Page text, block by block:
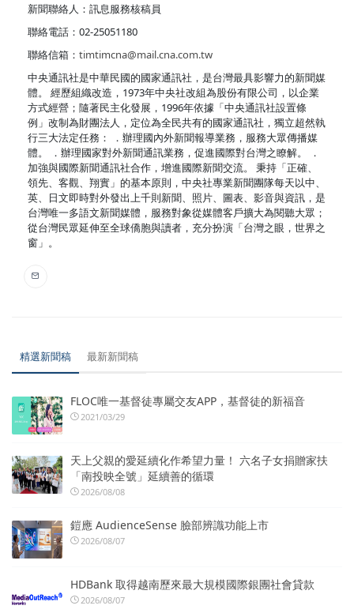
新聞聯絡人：訊息服務核稿員
聯絡電話：02-25051180
聯絡信箱： timtimcna@mail.cna.com.tw
中央通訊社是中華民國的國家通訊社，是台灣最具影響力的新聞媒
體。 經歷組織改造，1973年中央社改組為股份有限公司，以企業
方式經營；隨著民主化發展，1996年依據「中央通訊社設置條
例」改制為財團法人，定位為全民共有的國家通訊社，獨立超然執
行三大法定任務： ．辦理國內外新聞報導業務，服務大眾傳播媒
體。 ．辦理國家對外新聞通訊業務，促進國際對台灣之瞭解。 ．
加強與國際新聞通訊社合作，增進國際新聞交流。 秉持「正確、
領先、客觀、翔實」的基本原則，中央社專業新聞團隊每天以中、
英、日文即時對外發出上千則新聞、照片、圖表、影音與資訊，是
台灣唯一多語文新聞媒體，服務對象從媒體客戶擴大為閱聽大眾；
從台灣民眾延伸至全球僑胞與讀者，充分扮演「台灣之眼，世界之
窗」。
精選新聞稿 最新新聞稿
FLOC唯一基督徒專屬交友APP，基督徒的新福音
2021/03/29
天上父親的愛延續化作希望力量！ 六名子女捐贈家扶
「南投映全號」延續善的循環
2026/08/08
鎧應 AudienceSense 臉部辨識功能上市
2026/08/07
HDBank 取得越南歷來最大規模國際銀團社會貸款
2026/08/07